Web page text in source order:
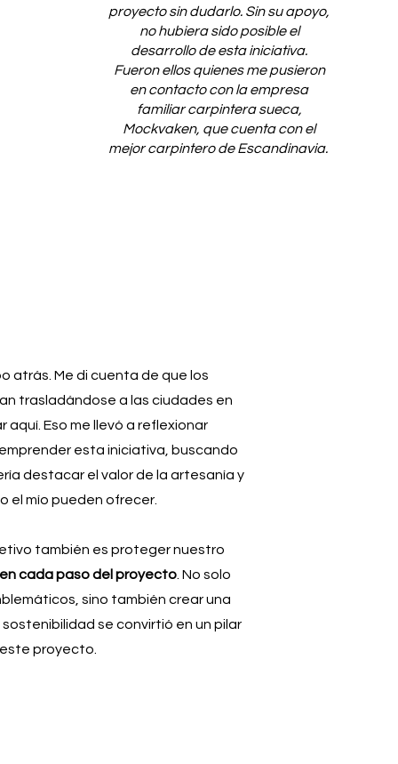
proyecto sin dudarlo. Sin su apoyo,
no hubiera sido posible el
desarrollo de esta iniciativa.
Fueron ellos quienes me pusieron
en contacto con la empresa
familiar carpintera sueca,
Mockvaken, que cuenta con el
mejor carpintero de Escandinavia.
atrás. Me di cuenta de que los
trasladándose a las ciudades en
Eso me llevó a reflexionar
esta iniciativa, buscando
destacar el valor de la artesanía y
el mío pueden ofrecer.
también es proteger nuestro
cada paso del proyecto . No solo
sino también crear una
se convirtió en un pilar
proyecto.